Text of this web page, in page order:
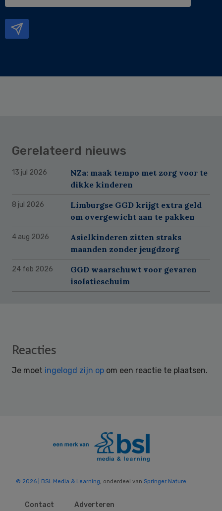
Gerelateerd nieuws
13 jul 2026
NZa: maak tempo met zorg voor te
dikke kinderen
8 jul 2026
Limburgse GGD krijgt extra geld
om overgewicht aan te pakken
4 aug 2026
Asielkinderen zitten straks
maanden zonder jeugdzorg
24 feb 2026
GGD waarschuwt voor gevaren
isolatieschuim
Reader
Reacties
Je moet ingelogd zijn op om een reactie te plaatsen.
© 2026 | BSL Media & Learning, onderdeel van Springer Nature
Contact Adverteren